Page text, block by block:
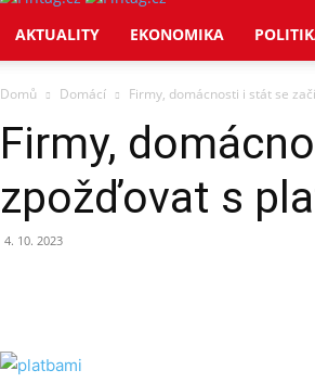
AKTUALITY EKONOMIKA
Domů Domácí Firmy, domácnosti i stát se
Firmy,
zpožďovat s
4. 10. 2023